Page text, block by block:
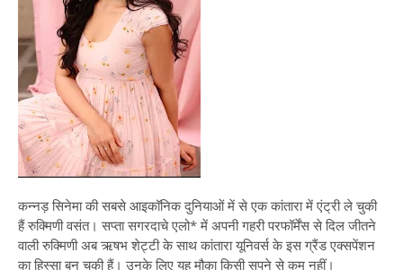
कन्नड़ सिनेमा की सबसे आइकॉनिक दुनियाओं में से एक कांतारा में एंट्री ले चुकी
हैं रुक्मिणी वसंत। सप्ता सगरदाचे एलो* में अपनी गहरी परफॉर्मेंस से दिल जीतने
वाली रुक्मिणी अब ऋषभ शेट्टी के साथ कांतारा यूनिवर्स के इस ग्रैंड एक्सपेंशन
का हिस्सा बन चुकी हैं। उनके लिए यह मौका किसी सपने से कम नहीं।